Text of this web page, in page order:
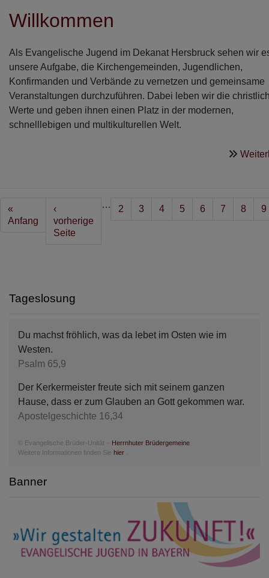
Willkommen
Als Evangelische Jugend im Dekanat Hersbruck sehen wir
unsere Aufgabe, die Kirchengemeinden, Jugendlichen,
Konfirmanden und Verbände zu vernetzen und gemeinsame
Veranstaltungen durchzuführen. Dabei leben wir die
Werte und geben ihnen einen Platz in der modernen,
schnelllebigen und multikulturellen Welt.
Seitennummerierung
First
page
«
Anfang
Vorherige
Seite
‹
vorherige
Seite
… Seite
2 Seite
3 Seite
4 Seite
5 Seite
6 Seite
7 Seite
8 9
Tageslosung
Du machst fröhlich, was da lebet im Osten wie im
Westen.
Psalm 65,9
Der Kerkermeister freute sich mit seinem ganzen
Hause, dass er zum Glauben an Gott gekommen war.
Apostelgeschichte 16,34
© Evangelische Brüder-Unität – Herrnhuter Brüdergemeine
Weitere Informationen finden Sie hier
Banner